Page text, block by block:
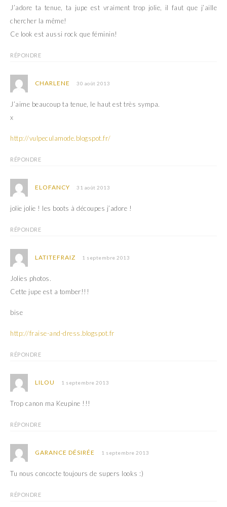
J’adore ta tenue, ta jupe est vraiment trop jolie, il faut que j’aille
chercher la même!
Ce look est aussi rock que féminin!
RÉPONDRE
CHARLENE 30 août 2013
J’aime beaucoup ta tenue, le haut est très sympa.
x
http://vulpeculamode.blogspot.fr/
RÉPONDRE
ELOFANCY 31 août 2013
jolie jolie ! les boots à découpes j’adore !
RÉPONDRE
LATITEFRAIZ 1 septembre 2013
Jolies photos.
Cette jupe est a tomber!!!
bise
http://fraise-and-dress.blogspot.fr
RÉPONDRE
LILOU 1 septembre 2013
Trop canon ma Keupine !!!
RÉPONDRE
GARANCE DÉSIRÉE 1 septembre 2013
Tu nous concocte toujours de supers looks :)
RÉPONDRE